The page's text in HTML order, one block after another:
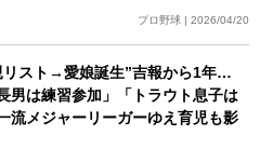
プロ野球 | 2026/04/20
リスト→愛娘誕生”吉報から1年…
男は練習参加」「トラウト息子は
流メジャーリーガーゆえ育児も影